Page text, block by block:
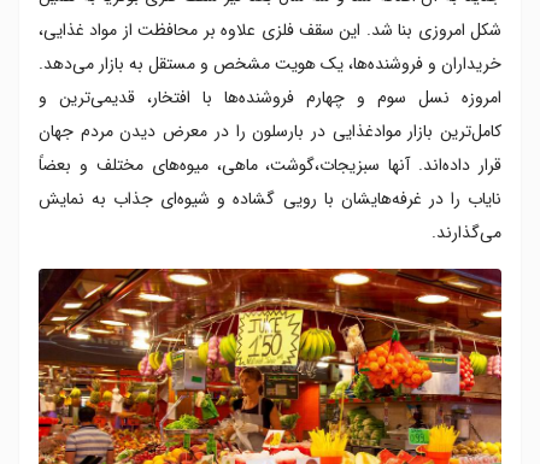
شکل امروزی بنا شد. این سقف فلزی علاوه بر محافظت از مواد غذایی،‌
خریداران و فروشنده‌ها، یک هویت مشخص و مستقل به بازار می‌دهد.
امروزه نسل سوم و چهارم فروشنده‌ها با افتخار، قدیمی‌ترین و
کامل‌ترین بازار موادغذایی در بارسلون را در معرض دیدن مردم جهان
قرار داده‌اند. آنها سبزیجات،‌گوشت، ماهی، میوه‌های مختلف و بعضاً
نایاب را در غرفه‌هایشان با رویی گشاده و شیوه‌ای جذاب به نمایش
می‌گذارند.